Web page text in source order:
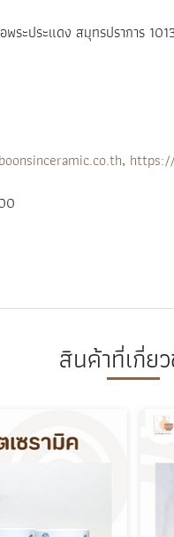
ระประแดง สมุทรปราการ
,
สินค้าที่เกี่ย